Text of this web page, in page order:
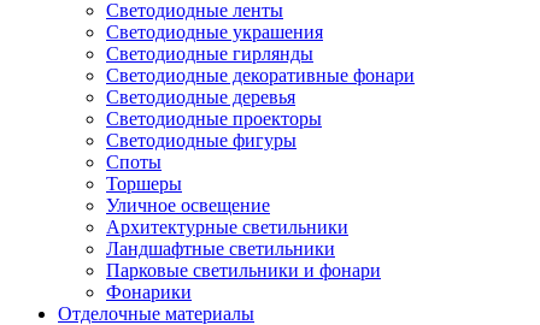
Светодиодные ленты
Светодиодные украшения
Светодиодные гирлянды
Светодиодные декоративные фонари
Светодиодные деревья
Светодиодные проекторы
Светодиодные фигуры
Споты
Торшеры
Уличное освещение
Архитектурные светильники
Ландшафтные светильники
Парковые светильники и фонари
Фонарики
Отделочные материалы